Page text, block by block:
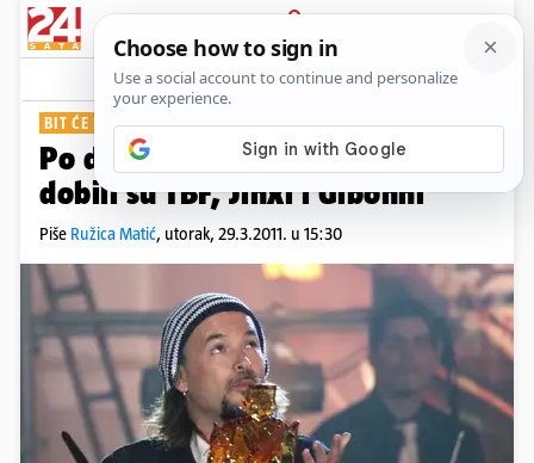
PRIJAVA
Show Komentari
BIT ĆE NAPETO...
Po deset nominacija za Porina
dobili su TBF, Jinxi i Gibonni
Piše Ružica Matić, utorak, 29.3.2011. u 15:30